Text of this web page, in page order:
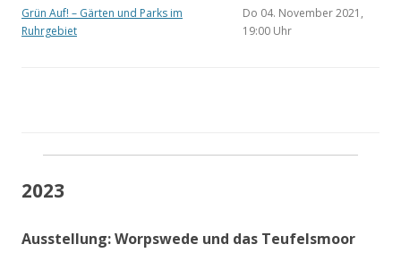
Grün Auf! – Gärten und Parks im
Ruhrgebiet
Do 04. November 2021,
19:00 Uhr
2023
Ausstellung: Worpswede und das Teufelsmoor